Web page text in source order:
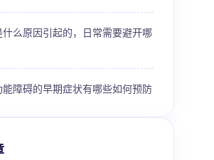
么原因引起的，日常需要避开哪
能障碍的早期症状有哪些如何预防